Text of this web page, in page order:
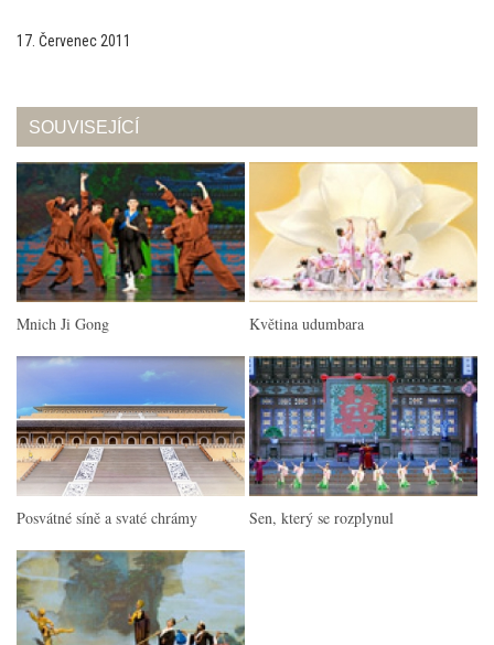
17. Červenec 2011
SOUVISEJÍCÍ
Mnich Ji Gong Květina udumbara
Posvátné síně a svaté chrámy Sen, který se rozplynul